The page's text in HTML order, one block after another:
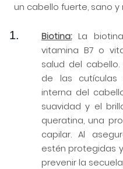
un cabello fuerte, sano y
Biotina:La
vitamina B7 o
salud del
de las cutículas
interna del
suavidad y el
queratina, una
capilar. Al
estén protegidas
prevenir la